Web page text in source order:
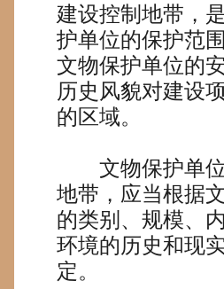
建设控制地带，
护单位的保护范
文物保护单位的
历史风貌对建设
的区域。
文物保护单位
地带，应当根据
的类别、规模、
环境的历史和现
定。